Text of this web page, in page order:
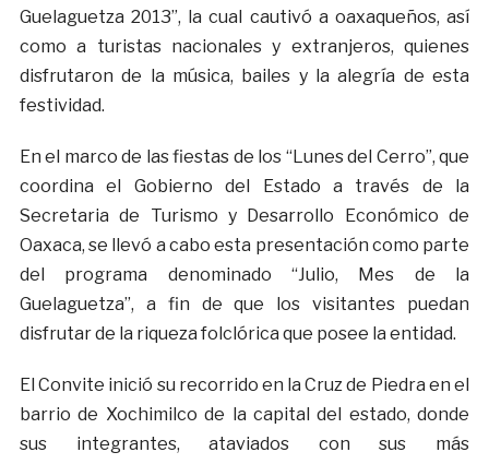
Guelaguetza 2013”, la cual cautivó a oaxaqueños, así
como a turistas nacionales y extranjeros, quienes
disfrutaron de la música, bailes y la alegría de esta
festividad.
En el marco de las fiestas de los “Lunes del Cerro”, que
coordina el Gobierno del Estado a través de la
Secretaria de Turismo y Desarrollo Económico de
Oaxaca, se llevó a cabo esta presentación como parte
del programa denominado “Julio, Mes de la
Guelaguetza”, a fin de que los visitantes puedan
disfrutar de la riqueza folclórica que posee la entidad.
El Convite inició su recorrido en la Cruz de Piedra en el
barrio de Xochimilco de la capital del estado, donde
sus integrantes, ataviados con sus más